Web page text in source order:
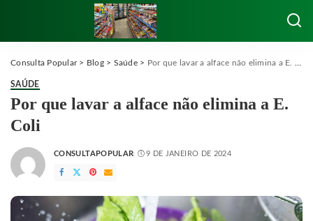
Consulta Popular> Blog> Saúde> Por que lavar a alface não elimina a E. Coli
SAÚDE
Por que lavar a alface não elimina a E.
Coli
BY
CONSULTAPOPULAR 9 DE JANEIRO DE 2024